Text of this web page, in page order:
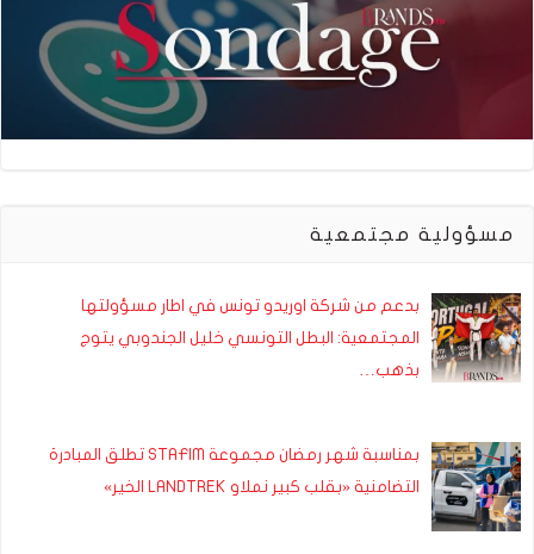
مسؤولية مجتمعية
بدعم من شركة اوريدو تونس في اطار مسؤولتها
المجتمعية: البطل التونسي خليل الجندوبي يتوج
بذهب…
بمناسبة شهر رمضان مجموعة STAFIM تطلق المبادرة
التضامنية «بقلب كبير نملاو LANDTREK الخير»